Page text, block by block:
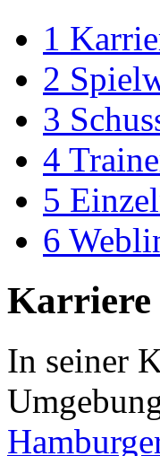
1
2
3
4
5
6
Karriere
In seiner